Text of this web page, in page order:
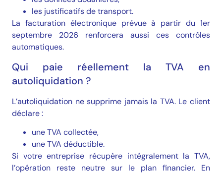
les justificatifs de transport.
La facturation électronique prévue à partir du 1er
septembre 2026 renforcera aussi ces contrôles
automatiques.
Qui paie réellement la TVA en
autoliquidation ?
L’autoliquidation ne supprime jamais la TVA. Le client
déclare :
une TVA collectée,
une TVA déductible.
Si votre entreprise récupère intégralement la TVA,
l’opération reste neutre sur le plan financier. En